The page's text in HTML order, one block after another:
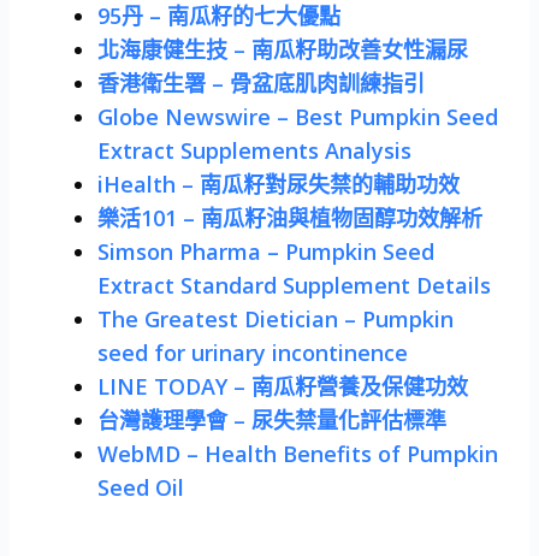
95丹 – 南瓜籽的七大優點
北海康健生技 – 南瓜籽助改善女性漏尿
香港衛生署 – 骨盆底肌肉訓練指引
Globe Newswire – Best Pumpkin Seed
Extract Supplements Analysis
iHealth – 南瓜籽對尿失禁的輔助功效
樂活101 – 南瓜籽油與植物固醇功效解析
Simson Pharma – Pumpkin Seed
Extract Standard Supplement Details
The Greatest Dietician – Pumpkin
seed for urinary incontinence
LINE TODAY – 南瓜籽營養及保健功效
台灣護理學會 – 尿失禁量化評估標準
WebMD – Health Benefits of Pumpkin
Seed Oil